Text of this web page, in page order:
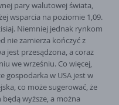
pary walutowej świata,
wsparcia na poziomie 1,09.
Niemniej jednak rynkom
nie zamierza kończyć z
jest przesądzona, a coraz
we wrześniu. Co więcej,
gospodarka w USA jest w
co może sugerować, że
wyższe, a można